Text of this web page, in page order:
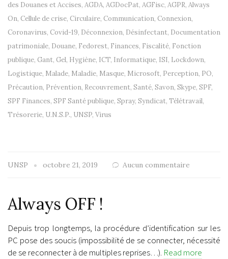
des Douanes et Accises, AGDA, AGDocPat, AGFisc, AGPR, Always
On, Cellule de crise, Circulaire, Communication, Connexion,
Coronavirus, Covid-19, Déconnexion, Désinfectant, Documentation
patrimoniale, Douane, Fedorest, Finances, Fiscalité, Fonction
publique, Gant, Gel, Hygiène, ICT, Informatique, ISI, Lockdown,
Logistique, Malade, Maladie, Masque, Microsoft, Perception, PO,
Précaution, Prévention, Recouvrement, Santé, Savon, Skype, SPF,
SPF Finances, SPF Santé publique, Spray, Syndicat, Télétravail,
Trésorerie, U.N.S.P., UNSP, Virus
UNSP octobre 21, 2019 Aucun commentaire
Always OFF !
Depuis trop longtemps, la procédure d’identification sur les
PC pose des soucis (impossibilité de se connecter, nécessité
de se reconnecter à de multiples reprises…). Read more